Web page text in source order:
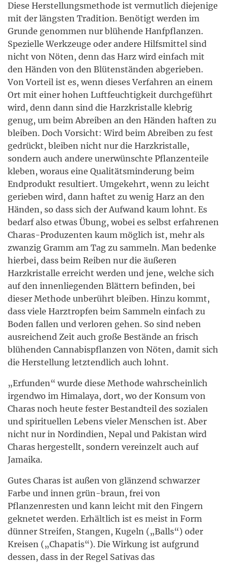
Diese Herstellungsmethode ist vermutlich diejenige
mit der längsten Tradition. Benötigt werden im
Grunde genommen nur blühende Hanfpflanzen.
Spezielle Werkzeuge oder andere Hilfsmittel sind
nicht von Nöten, denn das Harz wird einfach mit
den Händen von den Blütenständen abgerieben.
Von Vorteil ist es, wenn dieses Verfahren an einem
Ort mit einer hohen Luftfeuchtigkeit durchgeführt
wird, denn dann sind die Harzkristalle klebrig
genug, um beim Abreiben an den Händen haften zu
bleiben. Doch Vorsicht: Wird beim Abreiben zu fest
gedrückt, bleiben nicht nur die Harzkristalle,
sondern auch andere unerwünschte Pflanzenteile
kleben, woraus eine Qualitätsminderung beim
Endprodukt resultiert. Umgekehrt, wenn zu leicht
gerieben wird, dann haftet zu wenig Harz an den
Händen, so dass sich der Aufwand kaum lohnt. Es
bedarf also etwas Übung, wobei es selbst erfahrenen
Charas-Produzenten kaum möglich ist, mehr als
zwanzig Gramm am Tag zu sammeln. Man bedenke
hierbei, dass beim Reiben nur die äußeren
Harzkristalle erreicht werden und jene, welche sich
auf den innenliegenden Blättern befinden, bei
dieser Methode unberührt bleiben. Hinzu kommt,
dass viele Harztropfen beim Sammeln einfach zu
Boden fallen und verloren gehen. So sind neben
ausreichend Zeit auch große Bestände an frisch
blühenden Cannabispflanzen von Nöten, damit sich
die Herstellung letztendlich auch lohnt.
„Erfunden“ wurde diese Methode wahrscheinlich
irgendwo im Himalaya, dort, wo der Konsum von
Charas noch heute fester Bestandteil des sozialen
und spirituellen Lebens vieler Menschen ist. Aber
nicht nur in Nordindien, Nepal und Pakistan wird
Charas hergestellt, sondern vereinzelt auch auf
Jamaika.
Gutes Charas ist außen von glänzend schwarzer
Farbe und innen grün-braun, frei von
Pflanzenresten und kann leicht mit den Fingern
geknetet werden. Erhältlich ist es meist in Form
dünner Streifen, Stangen, Kugeln („Balls“) oder
Kreisen („Chapatis“). Die Wirkung ist aufgrund
dessen, dass in der Regel Sativas das